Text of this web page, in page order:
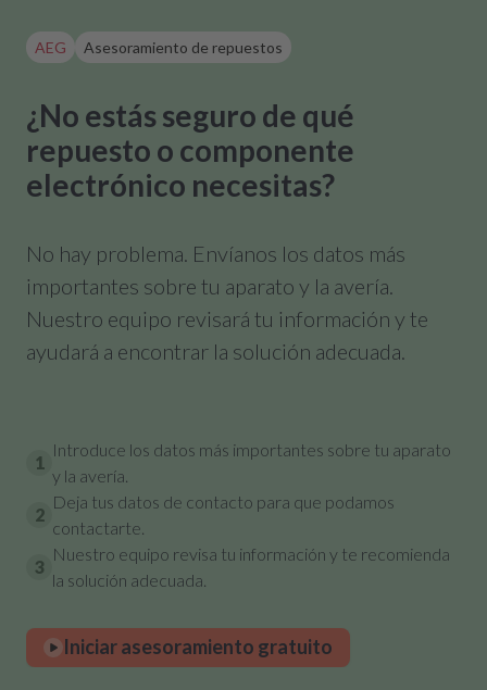
AEG Asesoramiento de repuestos
¿No estás seguro de qué
repuesto o componente
electrónico necesitas?
No hay problema. Envíanos los datos más
importantes sobre tu aparato y la avería.
Nuestro equipo revisará tu información y te
ayudará a encontrar la solución adecuada.
1
Introduce los datos más importantes sobre tu aparato
y la avería.
2
Deja tus datos de contacto para que podamos
contactarte.
3
Nuestro equipo revisa tu información y te recomienda
la solución adecuada.
Iniciar asesoramiento gratuito